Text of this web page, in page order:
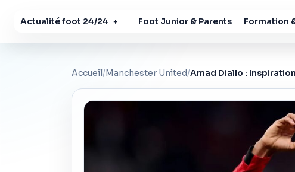
Actualité foot 24/24 + Foot Junior & Parents Formation
Accueil/Manchester United/Amad Diallo :